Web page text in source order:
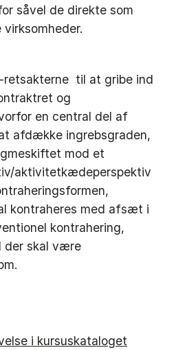
såvel de direkte som
retsakterne til at gribe ind
og
en central del af
afdække ingrebsgraden,
mod et
aktivitetkædeperspektiv
kontraheres med afsæt i
kontrahering,
der skal være
i kursuskataloget